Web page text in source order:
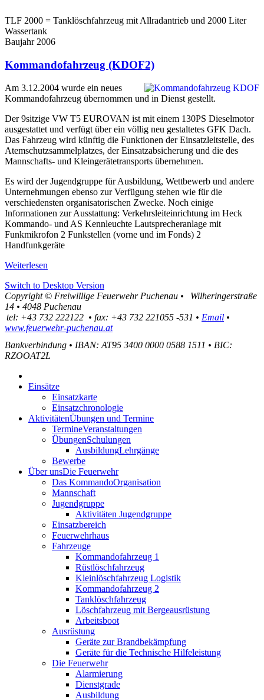
TLF 2000 = Tanklöschfahrzeug mit Allradantrieb und 2000 Liter
Wassertank
Baujahr 2006
Kommandofahrzeug (KDOF2)
Am 3.12.2004 wurde ein neues
Kommandofahrzeug übernommen und in Dienst gestellt.
Der 9sitzige VW T5 EUROVAN ist mit einem 130PS Dieselmotor
ausgestattet und verfügt über ein völlig neu gestaltetes GFK Dach.
Das Fahrzeug wird künftig die Funktionen der Einsatzleitstelle, des
Atemschutzsammelplatzes, der Einsatzabsicherung und die des
Mannschafts- und Kleingerätetransports übernehmen.
Es wird der Jugendgruppe für Ausbildung, Wettbewerb und andere
Unternehmungen ebenso zur Verfügung stehen wie für die
verschiedensten organisatorischen Zwecke. Noch einige
Informationen zur Ausstattung: Verkehrsleiteinrichtung im Heck
Kommando- und AS Kennleuchte Lautsprecheranlage mit
Funkmikrofon 2 Funkstellen (vorne und im Fonds) 2
Handfunkgeräte
Weiterlesen
Switch to Desktop Version
Copyright © Freiwillige Feuerwehr Puchenau •
Wilheringerstraße
14 • 4048 Puchenau
tel: +43 732 222122 • fax: +43 732 221055 -531 • Email •
www.feuerwehr-puchenau.at
Bankverbindung • IBAN: AT95 3400 0000 0588 1511 • BIC:
RZOOAT2L
Einsätze
Einsatzkarte
Einsatzchronologie
AktivitätenÜbungen und Termine
TermineVeranstaltungen
ÜbungenSchulungen
AusbildungLehrgänge
Bewerbe
Über unsDie Feuerwehr
Das KommandoOrganisation
Mannschaft
Jugendgruppe
Aktivitäten Jugendgruppe
Einsatzbereich
Feuerwehrhaus
Fahrzeuge
Kommandofahrzeug 1
Rüstlöschfahrzeug
Kleinlöschfahrzeug Logistik
Kommandofahrzeug 2
Tanklöschfahrzeug
Löschfahrzeug mit Bergeausrüstung
Arbeitsboot
Ausrüstung
Geräte zur Brandbekämpfung
Geräte für die Technische Hilfeleistung
Die Feuerwehr
Alarmierung
Dienstgrade
Ausbildung